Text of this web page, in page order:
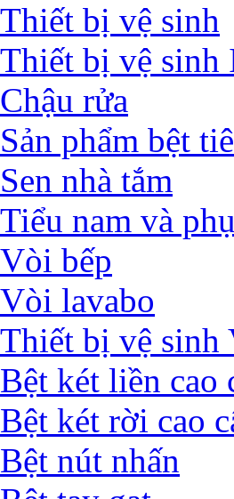
Thiết bị vệ sinh
Thiết bị vệ
Chậu rửa
Sản phẩm bệt
Sen nhà tắm
Tiểu nam và
Vòi bếp
Vòi lavabo
Thiết bị vệ sinh
Bệt két liền cao
Bệt két rời cao
Bệt nút nhấn